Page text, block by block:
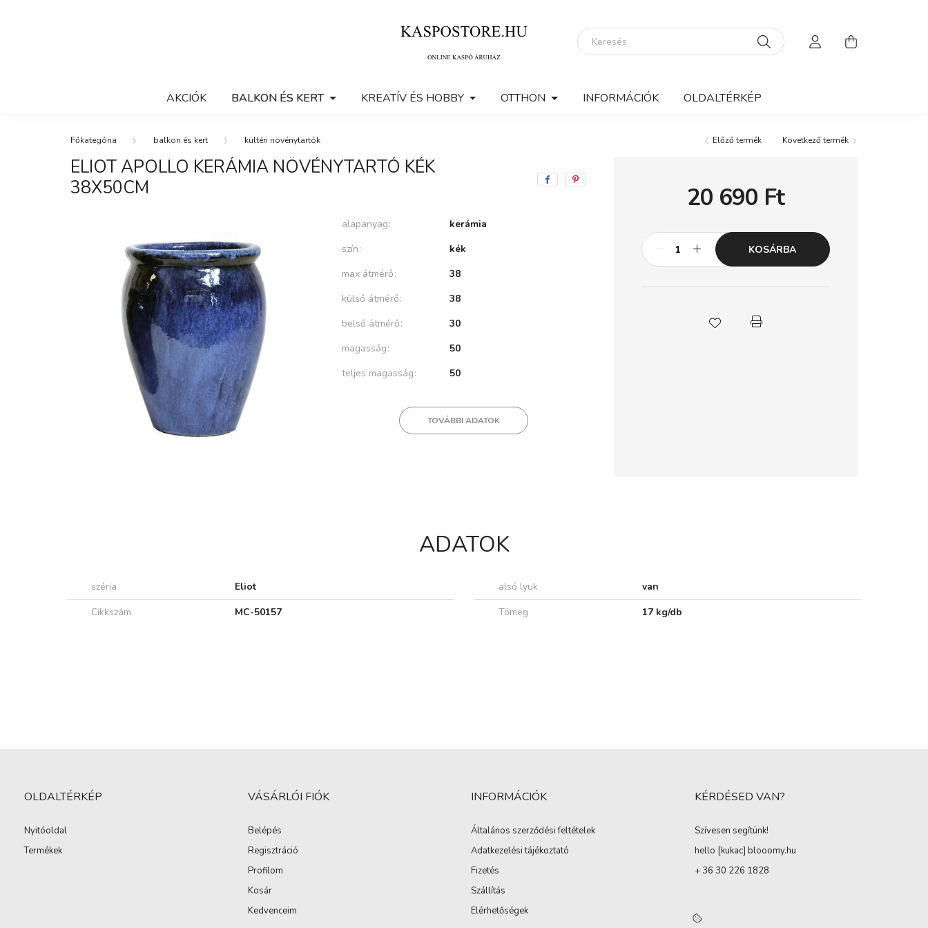
AKCIÓK BALKON ÉS KERT KREATÍV ÉS HOBBY OTTHON INFORMÁCIÓK OLDALTÉRKÉP
balkon és kert kültéri növénytartók Előző termék Következő termék
ELIOT APOLLO KERÁMIA NÖVÉNYTARTÓ KÉK
38X50CM
alapanyag
kerámia
szín
kék
max átmérő
38
külső átmérő
38
belső átmérő
30
magasság
50
teljes magasság
50
TOVÁBBI ADATOK
20 690 Ft
KOSÁRBA
ADATOK
széria Eliot alsó lyuk
van
Cikkszám
MC-50157 Tömeg 17 kg/db
OLDALTÉRKÉP
Nyitóoldal
Termékek
VÁSÁRLÓI FIÓK
Belépés
Regisztráció
Profilom
Kosár
Kedvenceim
INFORMÁCIÓK
Általános szerződési feltételek
Adatkezelési tájékoztató
Fizetés
Szállítás
Elérhetőségek
KÉRDÉSED VAN?
Szívesen segítünk!
hello [kukac] blooomy.hu
+ 36 30 226 1828